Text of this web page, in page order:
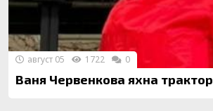
Ваня Червенкова яхна трактор
август 05 1722 0